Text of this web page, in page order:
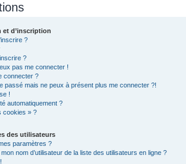
et d’inscription
?
?
pas me connecter !
connecter ?
passé mais ne peux à présent plus me connecter ?!
!
automatiquement ?
cookies » ?
des utilisateurs
paramètres ?
nom d’utilisateur de la liste des utilisateurs en ligne ?